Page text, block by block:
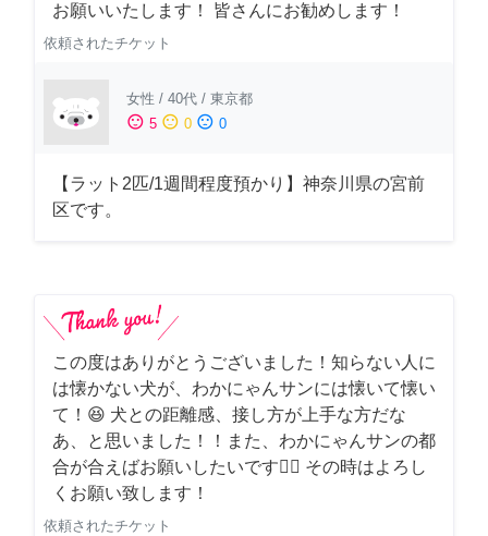
お願いいたします！ 皆さんにお勧めします！
依頼されたチケット
女性 / 40代 / 東京都
sentiment_satisfied 5 sentiment_neutral 0 sentiment_dissatisfied 0
【ラット2匹/1週間程度預かり】神奈川県の宮前
区です。
この度はありがとうございました！知らない人に
は懐かない犬が、わかにゃんサンには懐いて懐い
て！😆 犬との距離感、接し方が上手な方だな
あ、と思いました！！また、わかにゃんサンの都
合が合えばお願いしたいです🙇‍♂️ その時はよろし
くお願い致します！
依頼されたチケット